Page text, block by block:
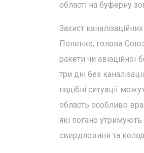
області на буферну
Захист
Попенко, голова
ракети чи
три дні без
подібні ситуації
область особливо
які погано
свердловини та